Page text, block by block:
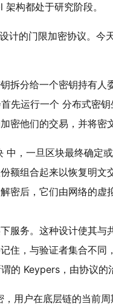
架构都处于研究阶段。
计的门限加密协议。今
拆分给一个密钥持有
先运行一个 分布式密
密他们的交易，并将密
中，一旦区块最终确定
额组合起来以恢复明文
密后，它们由网络的虚
服务。这种设计使其
住，与验证者集合不同
的 Keypers ，由协议的
，用户在底层链的当前